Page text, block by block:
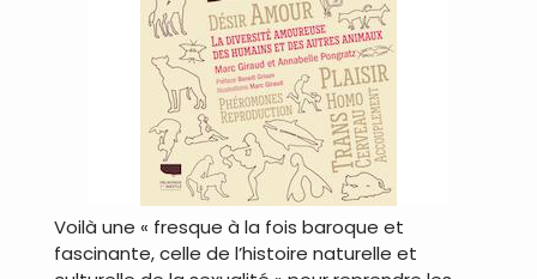
Voilà une « fresque à la fois baroque et
fascinante, celle de l’histoire naturelle et